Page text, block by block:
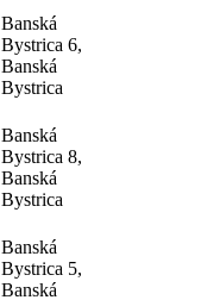
Banská
Bystrica 6,
Banská
Bystrica
Banská
Bystrica 8,
Banská
Bystrica
Banská
Bystrica 5,
Banská